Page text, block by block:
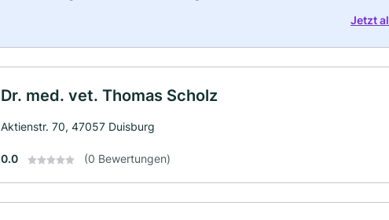
Jetzt
Dr. med. vet. Thomas Scholz
Aktienstr. 70, 47057 Duisburg
0.0 (0 Bewertungen)